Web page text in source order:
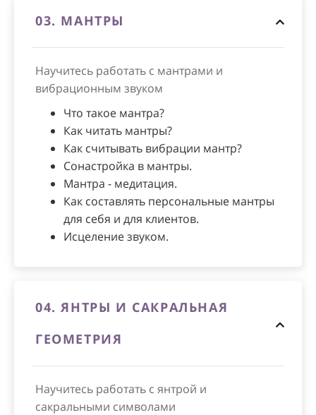
03. МАНТРЫ
Научитесь работать с мантрами и
вибрационным звуком
Что такое мантра?
Как читать мантры?
Как считывать вибрации мантр?
Сонастройка в мантры.
Мантра - медитация.
Как составлять персональные мантры
для себя и для клиентов.
Исцеление звуком.
04. ЯНТРЫ И САКРАЛЬНАЯ
ГЕОМЕТРИЯ
Научитесь работать с янтрой и
сакральными символами